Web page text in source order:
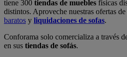
tiene 300 tiendas de muebles físicas
distintos. Aproveche nuestras ofertas de
baratos y liquidaciones de sofas.
Conforama solo comercializa a través
en sus tiendas de sofás.